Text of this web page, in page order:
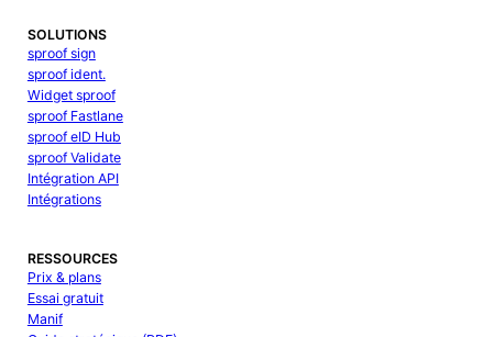
SOLUTIONS
sproof sign
sproof ident.
Widget sproof
sproof Fastlane
sproof eID Hub
sproof Validate
Intégration API
Intégrations
RESSOURCES
Prix & plans
Essai gratuit
Manif